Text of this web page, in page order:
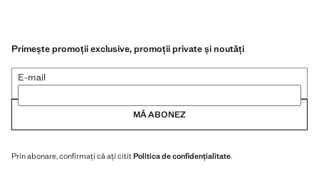
Primește promoții exclusive, promoții private și noutăți
E-mail
MĂ ABONEZ
Prin abonare, confirmați că ați cititPolitica de confidențialitate.